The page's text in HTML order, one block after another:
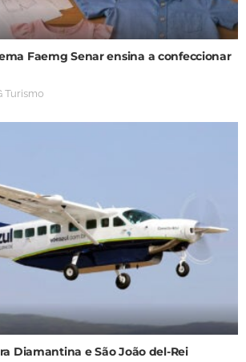
Faemg Senar ensina a confeccionar
Turismo
Diamantina e São João del-Rei